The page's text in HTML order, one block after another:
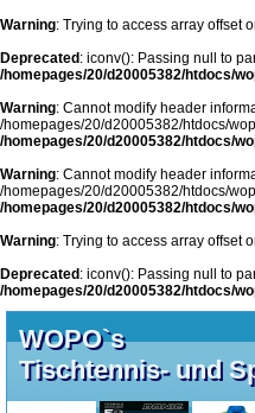
Warning: Trying to access array offset
Deprecated : iconv(): Passing null to
/homepages/20/d20005382/htdocs/
Warning: Cannot modify header
/homepages/20/d20005382/htdocs/
/homepages/20/d20005382/htdocs/
Warning: Cannot modify header
/homepages/20/d20005382/htdocs/
/homepages/20/d20005382/htdocs/
Warning: Trying to access array offset
Deprecated : iconv(): Passing null to
/homepages/20/d20005382/htdocs/
WOPO`s
Tischtennis- und